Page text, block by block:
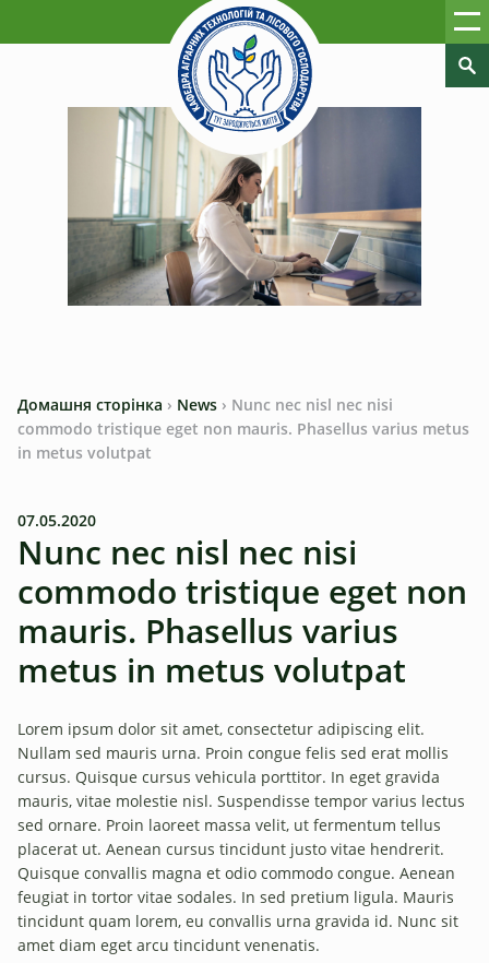
Домашня сторінка › News › Nunc nec nisl nec nisi
commodo tristique eget non mauris. Phasellus varius metus
in metus volutpat
07.05.2020
Nunc nec nisl nec nisi
commodo tristique eget non
mauris. Phasellus varius
metus in metus volutpat
Lorem ipsum dolor sit amet, consectetur adipiscing elit.
Nullam sed mauris urna. Proin congue felis sed erat mollis
cursus. Quisque cursus vehicula porttitor. In eget gravida
mauris, vitae molestie nisl. Suspendisse tempor varius lectus
sed ornare. Proin laoreet massa velit, ut fermentum tellus
placerat ut. Aenean cursus tincidunt justo vitae hendrerit.
Quisque convallis magna et odio commodo congue. Aenean
feugiat in tortor vitae sodales. In sed pretium ligula. Mauris
tincidunt quam lorem, eu convallis urna gravida id. Nunc sit
amet diam eget arcu tincidunt venenatis.